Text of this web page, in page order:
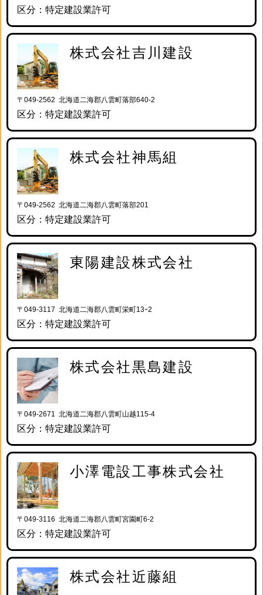
区分：特定建設業許可
株式会社吉川建設
〒049-2562 北海道二海郡八雲町落部640-2
区分：特定建設業許可
株式会社神馬組
〒049-2562 北海道二海郡八雲町落部201
区分：特定建設業許可
東陽建設株式会社
〒049-3117 北海道二海郡八雲町栄町13ｰ2
区分：特定建設業許可
株式会社黒島建設
〒049-2671 北海道二海郡八雲町山越115-4
区分：特定建設業許可
小澤電設工事株式会社
〒049-3116 北海道二海郡八雲町宮園町6-2
区分：特定建設業許可
株式会社近藤組